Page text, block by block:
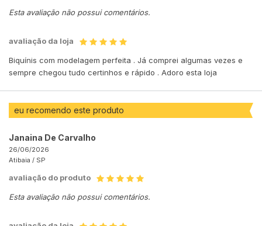
Esta avaliação não possui comentários.
avaliação da loja
Biquínis com modelagem perfeita . Já comprei algumas vezes e
sempre chegou tudo certinhos e rápido . Adoro esta loja
eu recomendo este produto
Janaina De Carvalho
26/06/2026
Atibaia / SP
avaliação do produto
Esta avaliação não possui comentários.